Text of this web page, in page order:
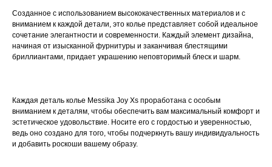
Созданное с использованием высококачественных материалов и с
вниманием к каждой детали, это колье представляет собой идеальное
сочетание элегантности и современности. Каждый элемент дизайна,
начиная от изысканной фурнитуры и заканчивая блестящими
бриллиантами, придает украшению неповторимый блеск и шарм.
Каждая деталь колье Messika Joy Xs проработана с особым
вниманием к деталям, чтобы обеспечить вам максимальный комфорт и
эстетическое удовольствие. Носите его с гордостью и уверенностью,
ведь оно создано для того, чтобы подчеркнуть вашу индивидуальность
и добавить роскоши вашему образу.